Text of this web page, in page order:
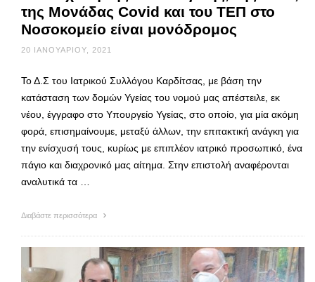
της Μονάδας Covid και του ΤΕΠ στο
Νοσοκομείο είναι μονόδρομος
20 ΙΑΝΟΥΑΡΊΟΥ, 2021
Το Δ.Σ του Ιατρικού Συλλόγου Καρδίτσας, με βάση την
κατάσταση των δομών Υγείας του νομού μας απέστειλε, εκ
νέου, έγγραφο στο Υπουργείο Υγείας, στο οποίο, για μία ακόμη
φορά, επισημαίνουμε, μεταξύ άλλων, την επιτακτική ανάγκη για
την ενίσχυσή τους, κυρίως με επιπλέον ιατρικό προσωπικό, ένα
πάγιο και διαχρονικό μας αίτημα. Στην επιστολή αναφέρονται
αναλυτικά τα …
Διαβάστε περισσότερα